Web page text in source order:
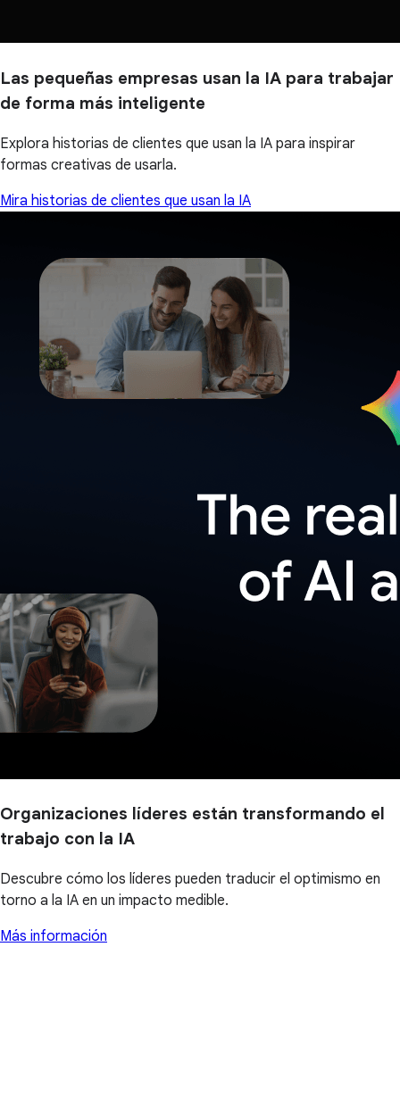
Las pequeñas empresas usan la IA para trabajar
de forma más inteligente
Explora historias de clientes que usan la IA para inspirar
formas creativas de usarla.
Mira historias de clientes que usan la IA
Organizaciones líderes están transformando el
trabajo con la IA
Descubre cómo los líderes pueden traducir el optimismo en
torno a la IA en un impacto medible.
Más información